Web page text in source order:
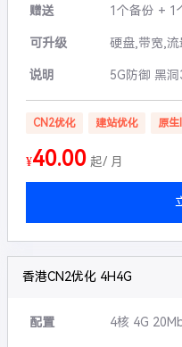
赠送 1个备份 + 1
可升级 硬盘,带宽,流
说明 5G防御 黑洞
CN2优化 建站优化 原生
¥40.00 起/ 月
香港CN2优化 4H4G
配置 4核 4G